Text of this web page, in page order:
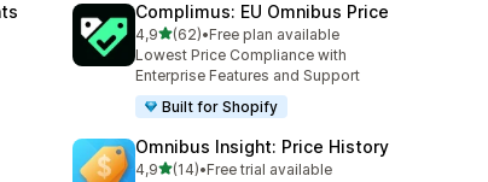
Complimus: EU Omnibus Price
4,9/ 5 tähteä
(62)
62 arvostelua yhteensä
•Free plan available
Lowest Price Compliance with
Enterprise Features and Support
Built for Shopify
Omnibus Insight: Price History
4,9/ 5 tähteä
(14)
14 arvostelua yhteensä
•Free trial available